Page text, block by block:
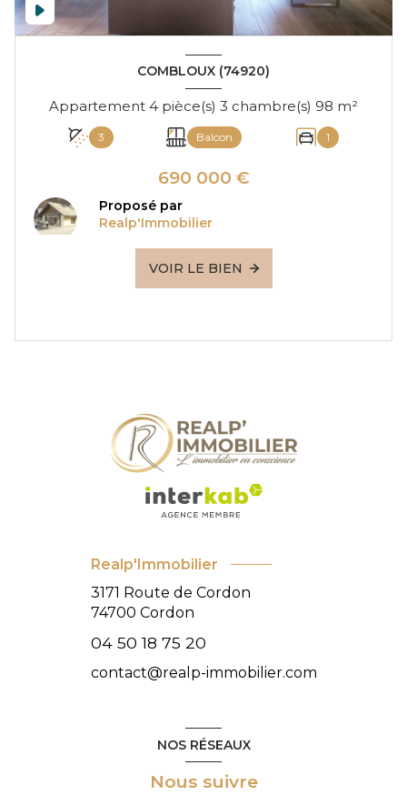
COMBLOUX (74920)
Appartement 4 pièce(s) 3 chambre(s) 98 m²
3 Balcon 1
690 000 €
Proposé par
Realp'Immobilier
VOIR LE BIEN
Realp'Immobilier
3171 Route de Cordon
74700 Cordon
04 50 18 75 20
contact@realp-immobilier.com
NOS RÉSEAUX
Nous suivre